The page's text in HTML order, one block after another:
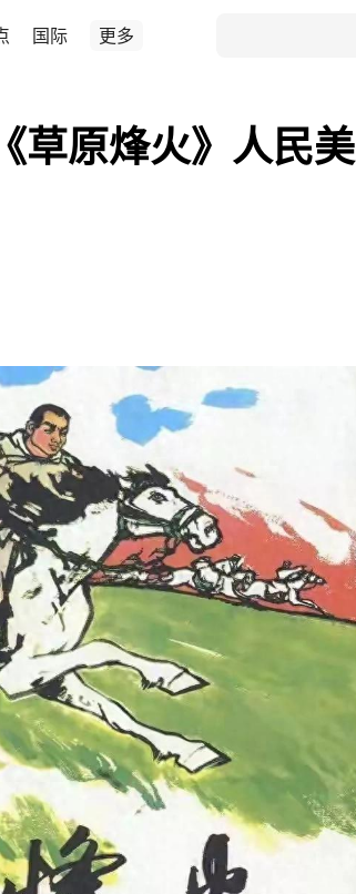
国际 更多
草原烽火》人民美